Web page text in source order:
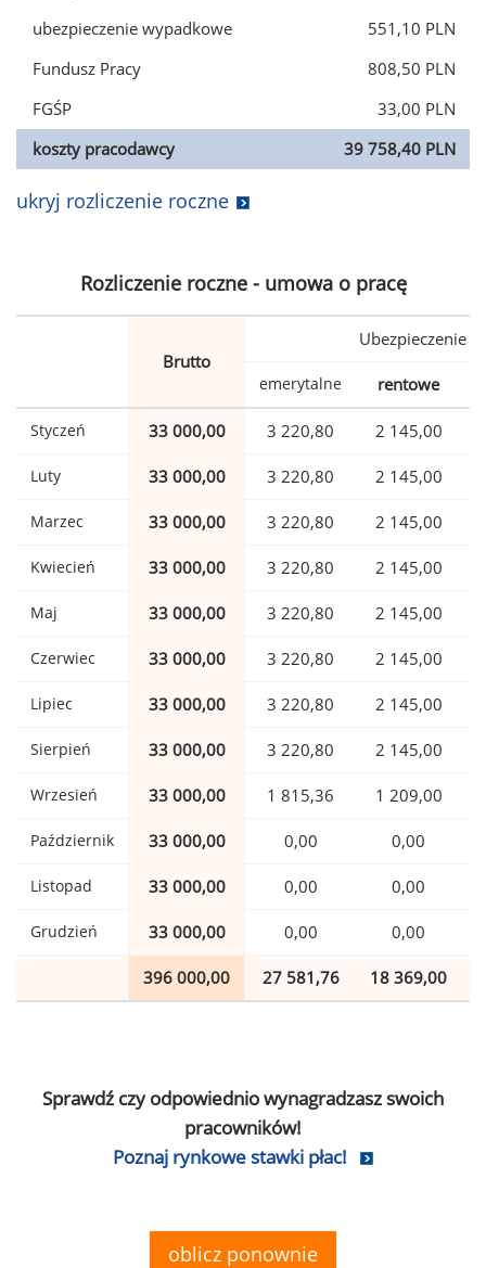
ubezpieczenie wypadkowe
551,10 PLN
Fundusz Pracy
808,50 PLN
FGŚP
33,00 PLN
koszty pracodawcy
39 758,40 PLN
ukryj rozliczenie roczne
Rozliczenie roczne - umowa o pracę
Brutto
Ubezpieczenie
emerytalne rentowe
Styczeń 33 000,00 3 220,80 2 145,00
Luty 33 000,00 3 220,80 2 145,00
Marzec 33 000,00 3 220,80 2 145,00
Kwiecień 33 000,00 3 220,80 2 145,00
Maj 33 000,00 3 220,80 2 145,00
Czerwiec 33 000,00 3 220,80 2 145,00
Lipiec 33 000,00 3 220,80 2 145,00
Sierpień 33 000,00 3 220,80 2 145,00
Wrzesień 33 000,00 1 815,36 1 209,00
Październik 33 000,00 0,00 0,00
Listopad 33 000,00 0,00 0,00
Grudzień 33 000,00 0,00 0,00
396 000,00 27 581,76 18 369,00
Sprawdź czy odpowiednio wynagradzasz swoich
pracowników!
Poznaj rynkowe stawki płac!
oblicz ponownie